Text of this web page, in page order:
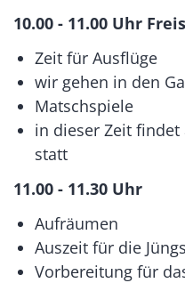
10.00 - 11.00 Uhr
Zeit für Ausflüge
wir gehen in den
Matschspiele
in dieser Zeit
statt
11.00 - 11.30 Uhr
Aufräumen
Auszeit für die
Vorbereitung für